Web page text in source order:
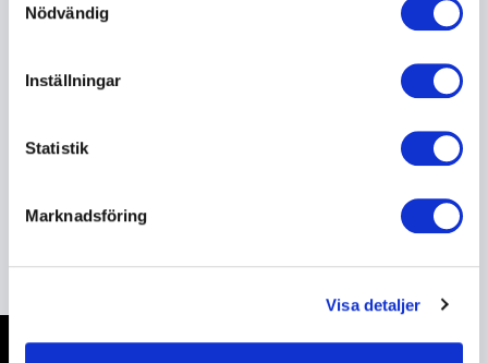
Nödvändig
Inställningar
Statistik
Marknadsföring
Visa detaljer
Boka Emma Knyckare till ditt event
moderator, programledare, komiker och humoristisk
sändningar där man vill kombinera innehåll, tempo
väl genomfört event med hög energi och en publik